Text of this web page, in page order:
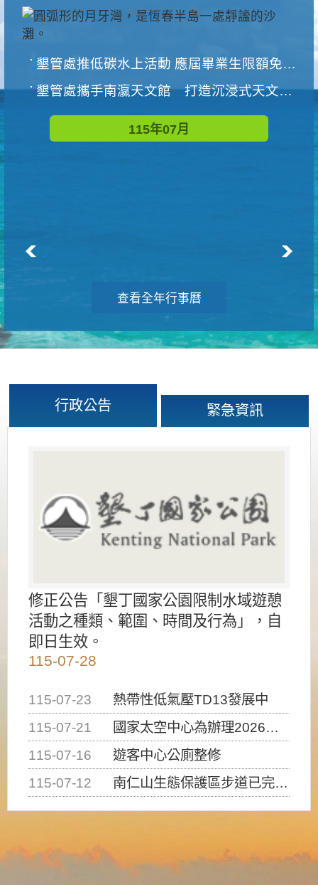
墾管處推低碳水上活動 應屆畢業生限額免費參加
墾管處攜手南瀛天文館 打造沉浸式天文探索營隊
115年07月
查看全年行事曆
行政公告 緊急資訊
修正公告「墾丁國家公園限制水域遊憩
活動之種類、範圍、時間及行為」，自
即日生效。
115-07-28
115-07-23
熱帶性低氣壓TD13發展中
115-07-21
國家太空中心為辦理2026台灣盃火箭競賽，陸、海、空域警戒及協調相關事宜，因颱風備案事宜
115-07-16
遊客中心公廁整修
115-07-12
南仁山生態保護區步道已完成修復，自115年7月13日（星期一）起恢復開放入園，歡迎民眾依規定申請入園....